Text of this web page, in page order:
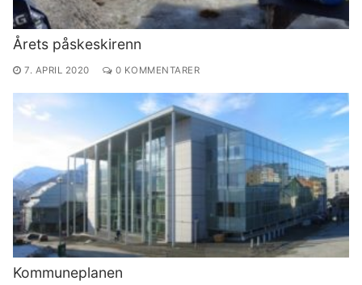
Årets påskeskirenn
7. APRIL 2020 0 KOMMENTARER
Kommuneplanen